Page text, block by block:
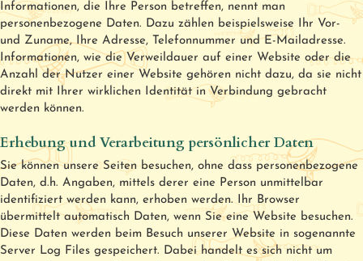
Informationen, die Ihre Person betreffen, nennt man
personenbezogene Daten. Dazu zählen beispielsweise Ihr Vor-
und Zuname, Ihre Adresse, Telefonnummer und E-Mailadresse.
Informationen, wie die Verweildauer auf einer Website oder die
Anzahl der Nutzer einer Website gehören nicht dazu, da sie nicht
direkt mit Ihrer wirklichen Identität in Verbindung gebracht
werden können.
Erhebung und Verarbeitung persönlicher Daten
Sie können unsere Seiten besuchen, ohne dass personenbezogene
Daten, d.h. Angaben, mittels derer eine Person unmittelbar
identifiziert werden kann, erhoben werden. Ihr Browser
übermittelt automatisch Daten, wenn Sie eine Website besuchen.
Diese Daten werden beim Besuch unserer Website in sogenannte
Server Log Files gespeichert. Dabei handelt es sich nicht um